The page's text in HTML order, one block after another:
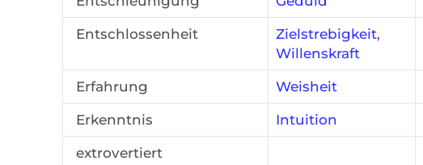
Entschlossenheit Zielstrebigkeit,
Willenskraft
Erfahrung Weisheit
Erkenntnis Intuition
extrovertiert